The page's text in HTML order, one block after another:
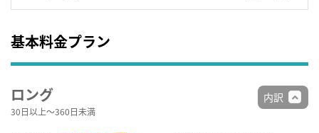
基本料金プラン
ロング
30日以上～360日未満
内訳